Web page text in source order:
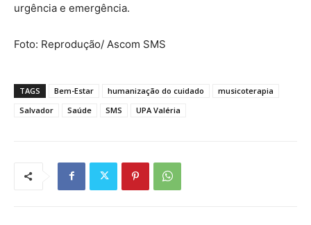
urgência e emergência.
Foto: Reprodução/ Ascom SMS
TAGS Bem-Estar humanização do cuidado
musicoterapia
Salvador
Saúde SMS UPA Valéria